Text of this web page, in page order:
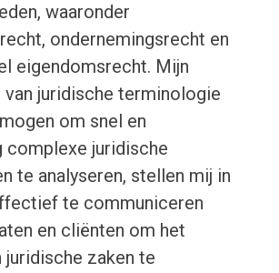
waaronder
ondernemingsrecht en
eigendomsrecht. Mijn
van juridische terminologie
om snel en
complexe juridische
te analyseren, stellen mij in
te communiceren
en cliënten om het
juridische zaken te